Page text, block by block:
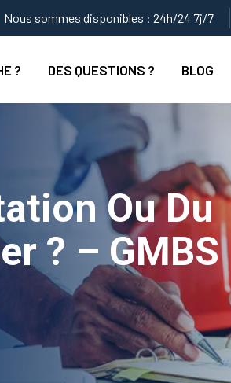
Nous sommes disponibles : 24h/24 7j/7
? DES QUESTIONS ? BLOG
Ou Du
? – GMBS